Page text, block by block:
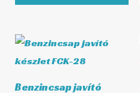
Benzincsap javító